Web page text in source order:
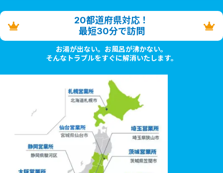
20都道府県対応！
最短30分で訪問
お湯が出ない。お風呂が沸かない。
そんなトラブルをすぐに解消いたします。